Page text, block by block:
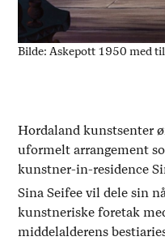
Bilde: Askepott 1950 med
Hordaland kunstsenter
uformelt arrangement
kunstner-in-residence
Sina Seifee vil dele sin
kunstneriske foretak
middelalderens